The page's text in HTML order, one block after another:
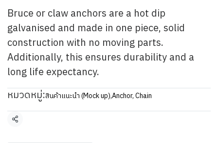
Bruce or claw anchors are a hot dip
galvanised and made in one piece, solid
construction with no moving parts.
Additionally, this ensures durability and a
long life expectancy.
หมวดหมู่:สินค้าแนะนำ (Mock up),Anchor, Chain
แชร์